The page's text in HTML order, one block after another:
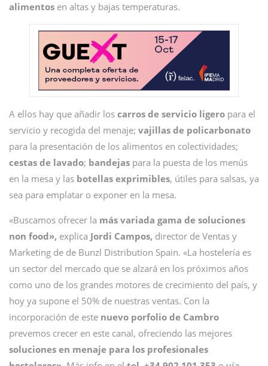
alimentos en altas y bajas temperaturas.
A ellos hay que añadir los carros de servicio ligero para el
servicio y recogida del menaje; vajillas de policarbonato
para la presentación de los alimentos en colectividades;
cestas de lavado; bandejas para la puesta de los menús
en la mesa y las botellas exprimibles, útiles para salsas, ya
sea para emplatar o exponer en la mesa.
«Buscamos ofrecer la más variada gama de soluciones
non food», explica Jordi Campos, director de Ventas y
Marketing de de Bunzl Distribution Spain. «La hostelería es
un sector del mercado que se alzará en los próximos años
como uno de los grandes motores de crecimiento del país, y
hoy ya supone el 50% de nuestras ventas. Con la
incorporación de este nuevo porfolio de Cambro
prevemos crecer en este canal, ofreciendo las mejores
soluciones en menaje para los profesionales